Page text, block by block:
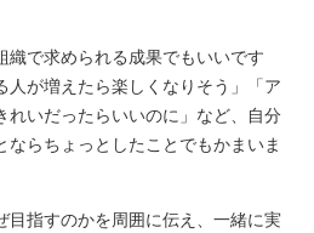
織で求められる成果でもいいです
人が増えたら楽しくなりそう」「ア
れいだったらいいのに」など、自分
ならちょっとしたことでもかまいま
目指すのかを周囲に伝え、一緒に実